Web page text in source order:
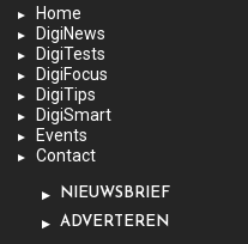
Home
DigiNews
DigiTests
DigiFocus
DigiTips
DigiSmart
Events
Contact
NIEUWSBRIEF
ADVERTEREN